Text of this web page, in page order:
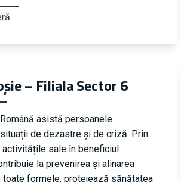
– Filiala Sector 6
asistă persoanele
de dezastre și de criză. Prin
activitățile sale în beneficiul
la prevenirea și alinarea
formele, protejează sănătatea